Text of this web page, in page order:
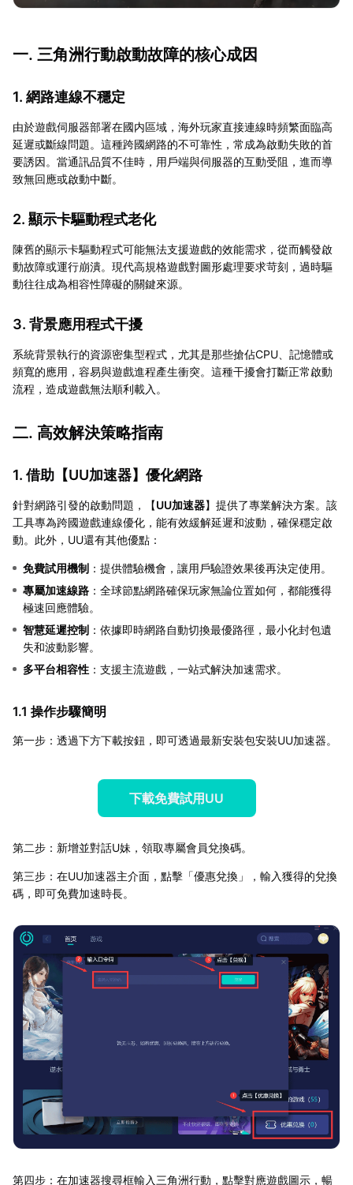
一. 三角洲行動啟動故障的核心成因
1. 網路連線不穩定
由於遊戲伺服器部署在國内區域，海外玩家直接連線時頻繁面臨高
延遲或斷線問題。這種跨國網路的不可靠性，常成為啟動失敗的首
要誘因。當通訊品質不佳時，用戶端與伺服器的互動受阻，進而導
致無回應或啟動中斷。
2. 顯示卡驅動程式老化
陳舊的顯示卡驅動程式可能無法支援遊戲的效能需求，從而觸發啟
動故障或運行崩潰。現代高規格遊戲對圖形處理要求苛刻，過時驅
動往往成為相容性障礙的關鍵來源。
3. 背景應用程式干擾
系統背景執行的資源密集型程式，尤其是那些搶佔CPU、記憶體或
頻寬的應用，容易與遊戲進程產生衝突。這種干擾會打斷正常啟動
流程，造成遊戲無法順利載入。
二. 高效解決策略指南
1. 借助【UU加速器】優化網路
針對網路引發的啟動問題，【UU加速器】提供了專業解決方案。該
工具專為跨國遊戲連線優化，能有效緩解延遲和波動，確保穩定啟
動。此外，UU還有其他優點：
免費試用機制 ：提供體驗機會，讓用戶驗證效果後再決定使用。
專屬加速線路 ：全球節點網路確保玩家無論位置如何，都能獲得
極速回應體驗。
智慧延遲控制 ：依據即時網路自動切換最優路徑，最小化封包遺
失和波動影響。
多平台相容性 ：支援主流遊戲，一站式解決加速需求。
1.1 操作步驟簡明
第一步：透過下方下載按鈕，即可透過最新安裝包安裝UU加速器。
下載免費試用UU
第二步：新增並對話U妹，領取專屬會員兌換碼。
第三步：在UU加速器主介面，點擊「優惠兌換」，輸入獲得的兌換
碼，即可免費加速時長。
第四步：在加速器搜尋框輸入三角洲行動，點擊對應遊戲圖示，暢